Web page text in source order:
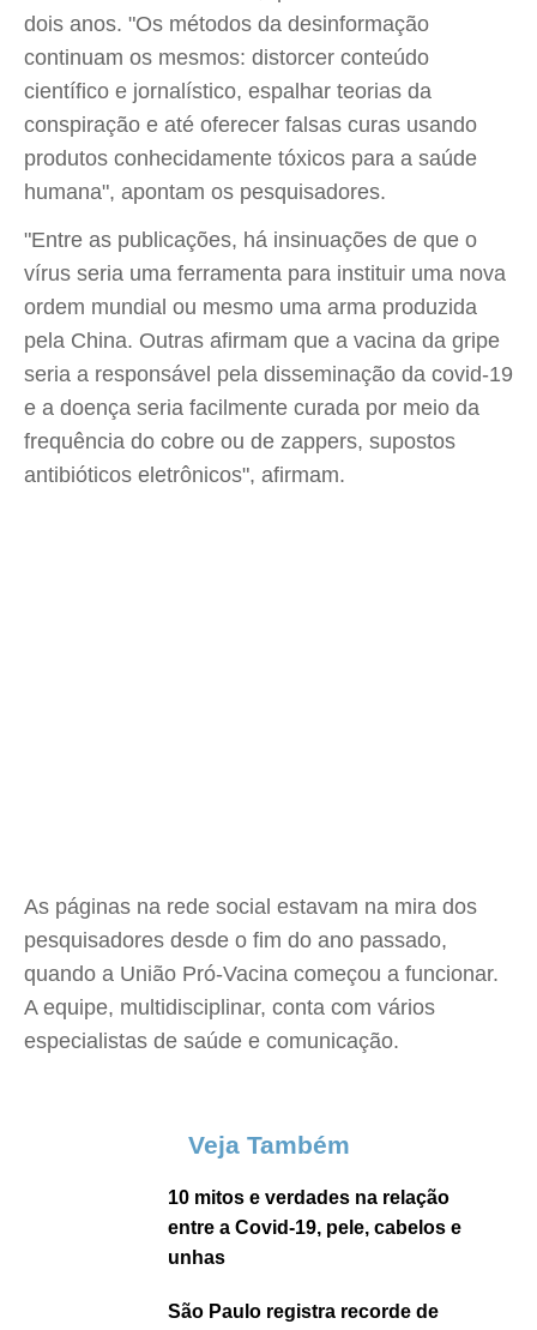
dois anos. "Os métodos da desinformação
continuam os mesmos: distorcer conteúdo
científico e jornalístico, espalhar teorias da
conspiração e até oferecer falsas curas usando
produtos conhecidamente tóxicos para a saúde
humana", apontam os pesquisadores.
"Entre as publicações, há insinuações de que o
vírus seria uma ferramenta para instituir uma nova
ordem mundial ou mesmo uma arma produzida
pela China. Outras afirmam que a vacina da gripe
seria a responsável pela disseminação da covid-19
e a doença seria facilmente curada por meio da
frequência do cobre ou de zappers, supostos
antibióticos eletrônicos", afirmam.
As páginas na rede social estavam na mira dos
pesquisadores desde o fim do ano passado,
quando a União Pró-Vacina começou a funcionar.
A equipe, multidisciplinar, conta com vários
especialistas de saúde e comunicação.
Veja Também
10 mitos e verdades na relação
entre a Covid-19, pele, cabelos e
unhas
São Paulo registra recorde de